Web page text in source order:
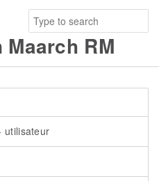
RM
utilisateur